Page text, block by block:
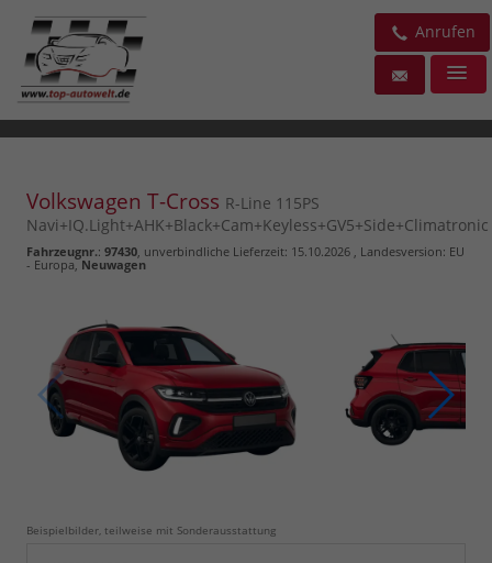
Anrufen
Volkswagen T-Cross R-Line 115PS
Navi+IQ.Light+AHK+Black+Cam+Keyless+GV5+Side+Climatronic
Fahrzeugnr.: 97430 , unverbindliche Lieferzeit: 15.10.2026 , Landesversion: EU
- Europa,Neuwagen
Beispielbilder, teilweise mit Sonderausstattung